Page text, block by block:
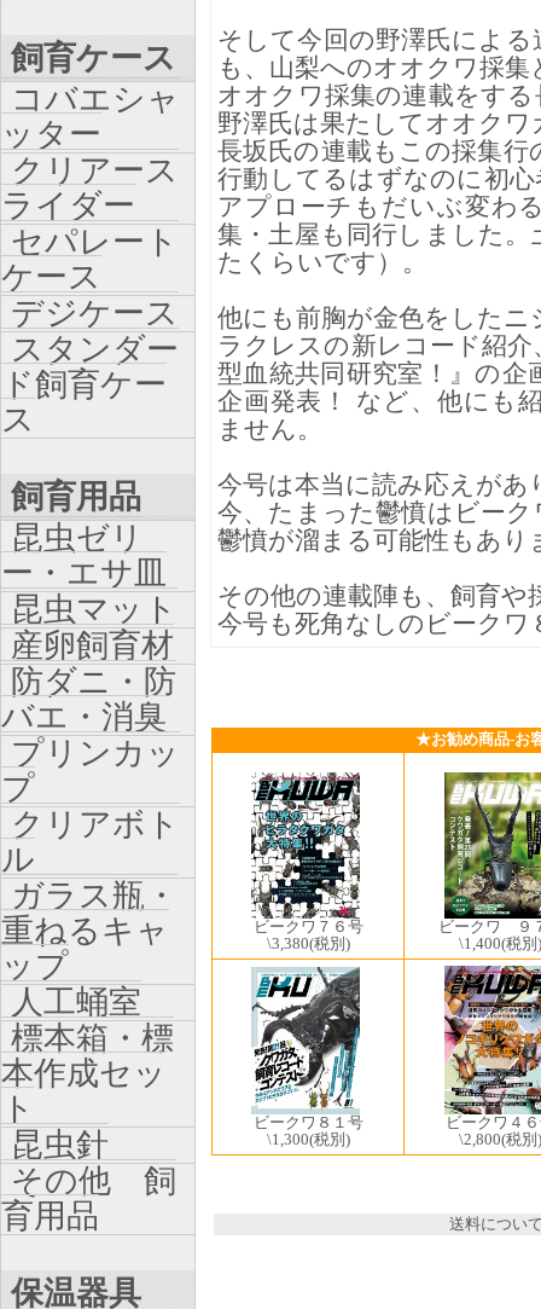
そして今回の野澤氏によ
も、山梨へのオオクワ採集
オオクワ採集の連載をす
野澤氏は果たしてオオク
長坂氏の連載もこの採集
行動してるはずなのに初
アプローチもだいぶ変わ
集・土屋も同行しました
たくらいです）。
他にも前胸が金色をした
ラクレスの新レコード紹
型血統共同研究室！』の
企画発表！ など、他にも
ません。
今号は本当に読み応えが
今、たまった鬱憤はビー
鬱憤が溜まる可能性もあり
その他の連載陣も、飼育
今号も死角なしのビーク
★お勧め商品-お
ビークワ７６号
\3,380(税別)
ビークワ ９
\1,400(税別)
ビークワ８１号
\1,300(税別)
ビークワ４
\2,800(税別)
送料につい
飼育ケース
コバエシャ
ッター
クリアース
ライダー
セパレート
ケース
デジケース
スタンダー
ド飼育ケー
ス
飼育用品
昆虫ゼリ
ー・エサ皿
昆虫マット
産卵飼育材
防ダニ・防
バエ・消臭
プリンカッ
プ
クリアボト
ル
ガラス瓶・
重ねるキャ
ップ
人工蛹室
標本箱・標
本作成セッ
ト
昆虫針
その他 飼
育用品
保温器具